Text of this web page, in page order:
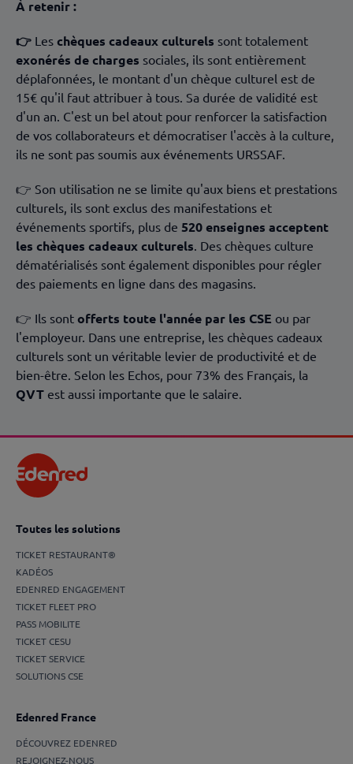
À retenir :
👉 Les chèques cadeaux culturels sont totalement
exonérés de charges sociales, ils sont entièrement
déplafonnées, le montant d'un chèque culturel est de
15€ qu'il faut attribuer à tous. Sa durée de validité est
d'un an. C'est un bel atout pour renforcer la satisfaction
de vos collaborateurs et démocratiser l'accès à la culture,
ils ne sont pas soumis aux événements URSSAF.
👉 Son utilisation ne se limite qu'aux biens et prestations
culturels, ils sont exclus des manifestations et
événements sportifs, plus de 520 enseignes acceptent
les chèques cadeaux culturels . Des chèques culture
dématérialisés sont également disponibles pour régler
des paiements en ligne dans des magasins.
👉 Ils sont offerts toute l'année par les CSE ou par
l'employeur. Dans une entreprise, les chèques cadeaux
culturels sont un véritable levier de productivité et de
bien-être. Selon les Echos, pour 73% des Français, la
QVT est aussi importante que le salaire.
Toutes les solutions
TICKET RESTAURANT®
KADÉOS
EDENRED ENGAGEMENT
TICKET FLEET PRO
PASS MOBILITE
TICKET CESU
TICKET SERVICE
SOLUTIONS CSE
Edenred France
DÉCOUVREZ EDENRED
REJOIGNEZ-NOUS